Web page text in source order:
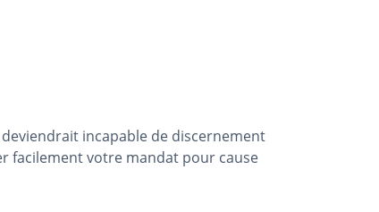
incapable de discernement
facilement votre mandat pour cause